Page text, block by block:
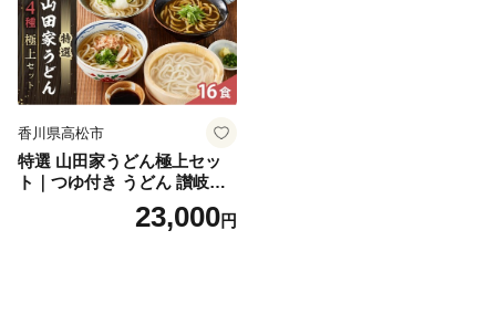
香川県高松市
特選 山田家うどん極上セッ
ト｜つゆ付き うどん 讃岐う
どん さぬきうどん 生麵 うど
んセット カレーうどん 生う
23,000円